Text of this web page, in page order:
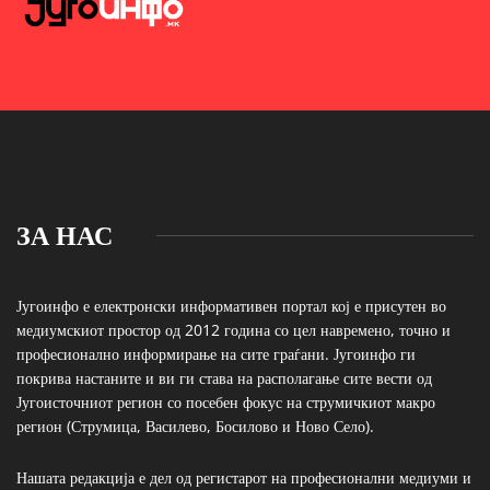
ЗА НАС
Југоинфо е електронски информативен портал кој е присутен во
медиумскиот простор од 2012 година со цел навремено, точно и
професионално информирање на сите граѓани. Југоинфо ги
покрива настаните и ви ги става на располагање сите вести од
Југоисточниот регион со посебен фокус на струмичкиот макро
регион (Струмица, Василево, Босилово и Ново Село).
Нашата редакција е дел од регистарот на професионални медиуми и